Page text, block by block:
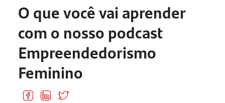
O que você vai aprender
com o nosso podcast
Empreendedorismo
Feminino